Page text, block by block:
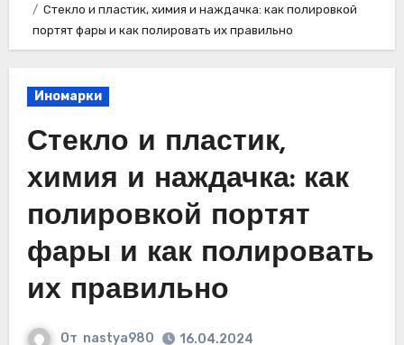
Стекло и пластик, химия и наждачка: как полировкой
портят фары и как полировать их правильно
Иномарки
Стекло и пластик,
химия и наждачка: как
полировкой портят
фары и как полировать
их правильно
От nastya980 16.04.2024